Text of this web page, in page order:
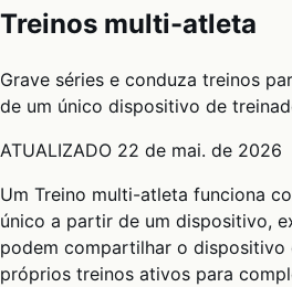
Treinos multi-atleta
Grave séries e conduza treinos
de um único dispositivo de
ATUALIZADO 22 de mai. de 2026
Um Treino multi-atleta funciona
único a partir de um dispositivo,
podem compartilhar o dispositivo
próprios treinos ativos para